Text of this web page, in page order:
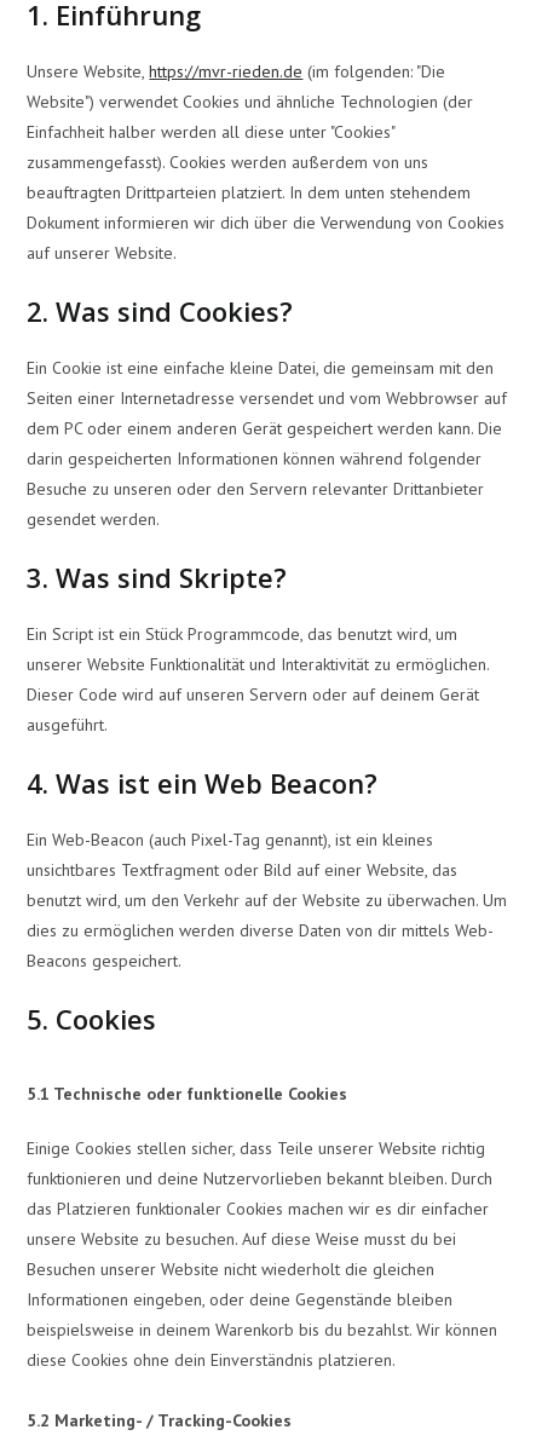
1. Einführung
Unsere Website,https://mvr-rieden.de (im folgenden: "Die
Website") verwendet Cookies und ähnliche Technologien (der
Einfachheit halber werden all diese unter "Cookies"
zusammengefasst). Cookies werden außerdem von uns
beauftragten Drittparteien platziert. In dem unten stehendem
Dokument informieren wir dich über die Verwendung von Cookies
auf unserer Website.
2. Was sind Cookies?
Ein Cookie ist eine einfache kleine Datei, die gemeinsam mit den
Seiten einer Internetadresse versendet und vom Webbrowser auf
dem PC oder einem anderen Gerät gespeichert werden kann. Die
darin gespeicherten Informationen können während folgender
Besuche zu unseren oder den Servern relevanter Drittanbieter
gesendet werden.
3. Was sind Skripte?
Ein Script ist ein Stück Programmcode, das benutzt wird, um
unserer Website Funktionalität und Interaktivität zu ermöglichen.
Dieser Code wird auf unseren Servern oder auf deinem Gerät
ausgeführt.
4. Was ist ein Web Beacon?
Ein Web-Beacon (auch Pixel-Tag genannt), ist ein kleines
unsichtbares Textfragment oder Bild auf einer Website, das
benutzt wird, um den Verkehr auf der Website zu überwachen. Um
dies zu ermöglichen werden diverse Daten von dir mittels Web-
Beacons gespeichert.
5. Cookies
5.1 Technische oder funktionelle Cookies
Einige Cookies stellen sicher, dass Teile unserer Website richtig
funktionieren und deine Nutzervorlieben bekannt bleiben. Durch
das Platzieren funktionaler Cookies machen wir es dir einfacher
unsere Website zu besuchen. Auf diese Weise musst du bei
Besuchen unserer Website nicht wiederholt die gleichen
Informationen eingeben, oder deine Gegenstände bleiben
beispielsweise in deinem Warenkorb bis du bezahlst. Wir können
diese Cookies ohne dein Einverständnis platzieren.
5.2 Marketing- / Tracking-Cookies